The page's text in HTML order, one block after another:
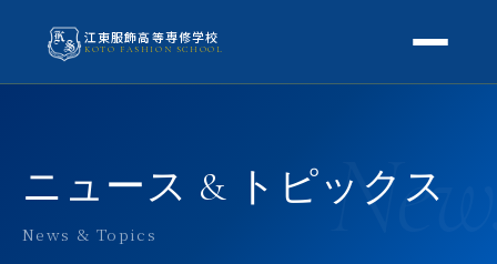
江東服飾高等専修学校
KOTO FASHION SCHOOL
スクールライフ
ニュース & トピックス
News & Topics